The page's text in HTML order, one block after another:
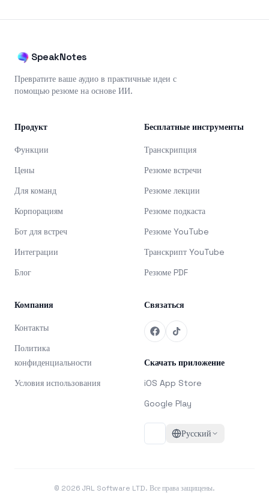
SpeakNotes
Превратите ваше аудио в практичные идеи с
помощью резюме на основе ИИ.
Продукт
Функции
Цены
Для команд
Корпорациям
Бот для встреч
Интеграции
Блог
Бесплатные инструменты
Транскрипция
Резюме встречи
Резюме лекции
Резюме подкаста
Резюме YouTube
Транскрипт YouTube
Резюме PDF
Компания
Контакты
Политика
конфиденциальности
Условия использования
Связаться
Скачать приложение
iOS App Store
Google Play
Русский
© 2026 JRL Software LTD. Все права защищены.